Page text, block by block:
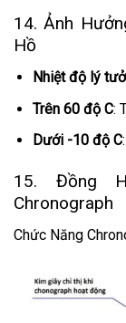
14. Ảnh
Hồ
Nhiệt độ lý
Trên 60 độ C:
Dưới -10 độ C
15. Đồng
Chronograph
Chức Năng